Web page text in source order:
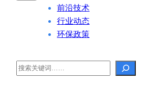
前沿技术
行业动态
环保政策
Search